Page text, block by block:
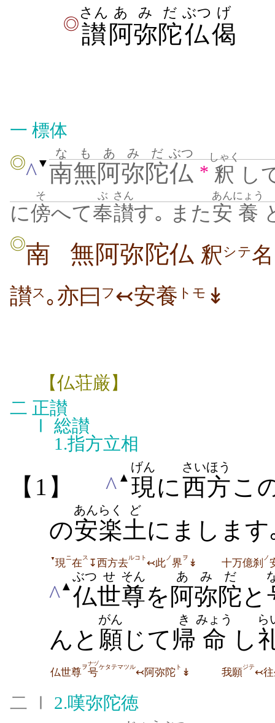
◎讃
さん
阿弥陀
あみだ
仏
ぶつ
偈
げ
一 標体
◎^▼南無
なも
阿弥陀
あみだ
仏
ぶつ
* 釈
しゃく
し
に傍
そ
へて奉
ぶ
讃
さん
す｡ また安
あん
養
にょう
◎南 無阿弥陀仏 釈シテ名
讃ス ｡亦曰 フ↢安養 トモ ↡
【仏荘厳】
二 正讃
Ⅰ
総讃
1.指方立相
【1】 ^ ▲ 現
げん
に西方
さいほう
こ
の安楽
あんらく
土
ど
にまします
▼現ニ在ス ↧西方去ルコト↢此 ノ界ヲ ↡ 十万億刹 ノ
^▲ 仏
ぶつ
世
せ
尊
そん
を 阿弥陀
あみだ
と
んと 願
がん
じて帰
き
命
みょう
し
ら
仏世尊ヲ号
ナヅケタテマツル↢阿弥陀 ト ↡ 我願ジテ↢往
二 Ⅰ 2.嘆弥陀徳